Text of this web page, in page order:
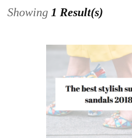
Showing 1 Result(s)